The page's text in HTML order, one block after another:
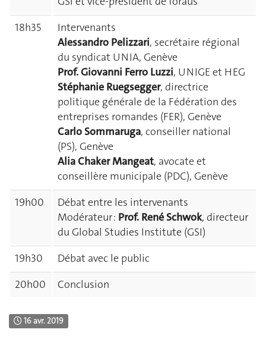
18h35
Intervenants
Alessandro Pelizzari, secrétaire régional
du syndicat UNIA, Genève
Prof. Giovanni Ferro Luzzi, UNIGE et HEG
Stéphanie Ruegsegger, directrice
politique générale de la Fédération des
entreprises romandes (FER), Genève
Carlo Sommaruga, conseiller national
(PS), Genève
Alia Chaker Mangeat, avocate et
conseillère municipale (PDC), Genève
19h00
Débat entre les intervenants
Modérateur : Prof. René Schwok, directeur
du Global Studies Institute (GSI)
19h30
Débat avec le public
20h00
Conclusion
16 avr. 2019